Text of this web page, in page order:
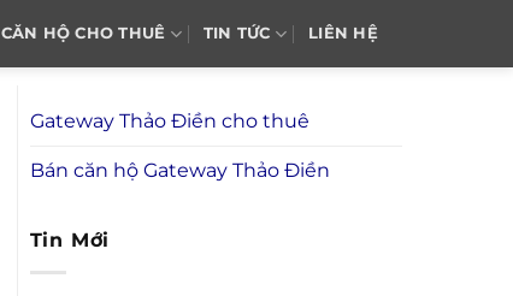
CĂN HỘ CHO THUÊ TIN TỨC LIÊN HỆ
Gateway Thảo Điền cho thuê
Bán căn hộ Gateway Thảo Điền
Tin Mới